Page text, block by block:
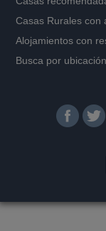
Casas Rurales con
Alojamientos con
Busca por